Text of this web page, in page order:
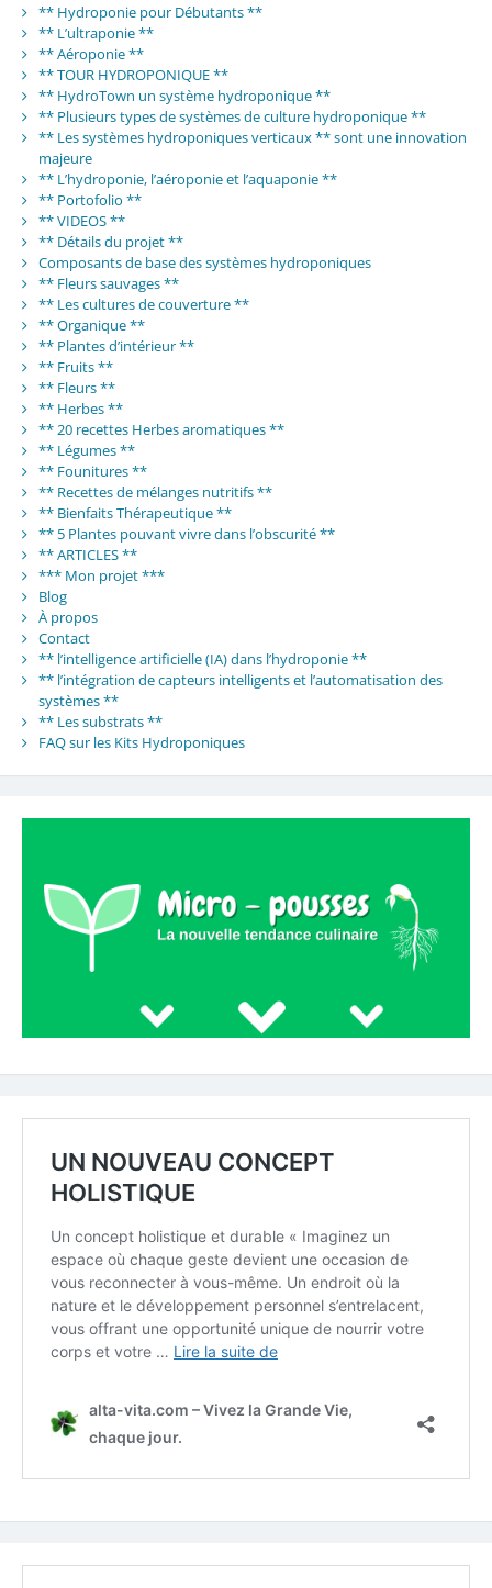
** Hydroponie pour Débutants **
** L’ultraponie **
** Aéroponie **
** TOUR HYDROPONIQUE **
** HydroTown un système hydroponique **
** Plusieurs types de systèmes de culture hydroponique **
** Les systèmes hydroponiques verticaux ** sont une innovation
majeure
** L’hydroponie, l’aéroponie et l’aquaponie **
** Portofolio **
** VIDEOS **
** Détails du projet **
Composants de base des systèmes hydroponiques
** Fleurs sauvages **
** Les cultures de couverture **
** Organique **
** Plantes d’intérieur **
** Fruits **
** Fleurs **
** Herbes **
** 20 recettes Herbes aromatiques **
** Légumes **
** Founitures **
** Recettes de mélanges nutritifs **
** Bienfaits Thérapeutique **
** 5 Plantes pouvant vivre dans l’obscurité **
** ARTICLES **
*** Mon projet ***
Blog
À propos
Contact
** l’intelligence artificielle (IA) dans l’hydroponie **
** l’intégration de capteurs intelligents et l’automatisation des
systèmes **
** Les substrats **
FAQ sur les Kits Hydroponiques